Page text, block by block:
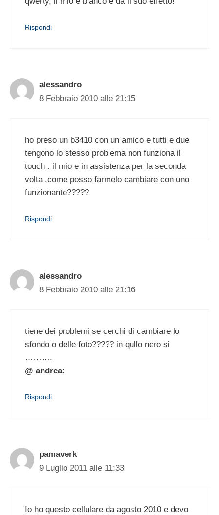
Rispondi
alessandro
8 Febbraio 2010 alle 21:15
ho preso un b3410 con un amico e tutti e due
tengono lo stesso problema non funziona il
touch . il mio e in assistenza per la seconda
volta ,come posso farmelo cambiare con uno
funzionante?????
Rispondi
alessandro
8 Febbraio 2010 alle 21:16
tiene dei problemi se cerchi di cambiare lo
sfondo o delle foto????? in qullo nero si
……….
@ andrea:
Rispondi
pamaverk
9 Luglio 2011 alle 11:33
Io ho questo cellulare da agosto 2010 e devo